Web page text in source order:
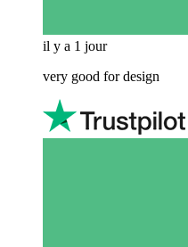
il y a 1 jour
very good for design